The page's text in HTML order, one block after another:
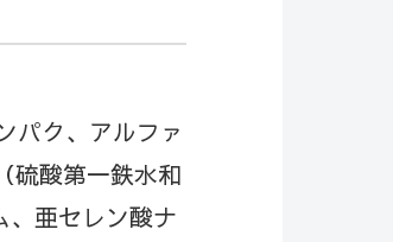
パク、アルファ
硫酸第一鉄水和
亜セレン酸ナ